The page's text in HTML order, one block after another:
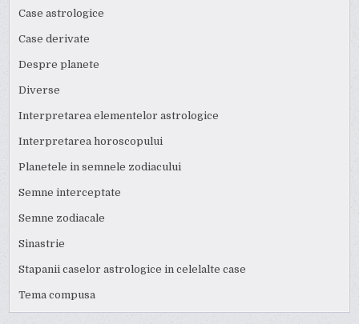
Case astrologice
Case derivate
Despre planete
Diverse
Interpretarea elementelor astrologice
Interpretarea horoscopului
Planetele in semnele zodiacului
Semne interceptate
Semne zodiacale
Sinastrie
Stapanii caselor astrologice in celelalte case
Tema compusa